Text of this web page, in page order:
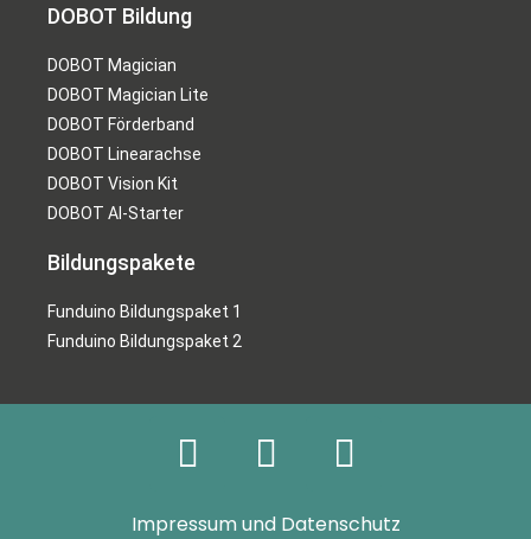
DOBOT Bildung
DOBOT Magician
DOBOT Magician Lite
DOBOT Förderband
DOBOT Linearachse
DOBOT Vision Kit
DOBOT AI-Starter
Bildungspakete
Funduino Bildungspaket 1
Funduino Bildungspaket 2
Impressum und Datenschutz